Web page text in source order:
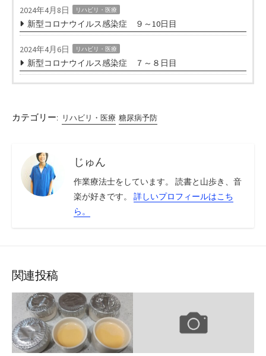
2024年4月8日 リハビリ・医療
新型コロナウイルス感染症 ９～10日目
2024年4月6日 リハビリ・医療
新型コロナウイルス感染症 ７～８日目
カテゴリー: リハビリ・医療 糖尿病予防
じゅん
作業療法士をしています。 読書と山歩き、音
楽が好きです。 詳しいプロフィールはこち
ら。
関連投稿